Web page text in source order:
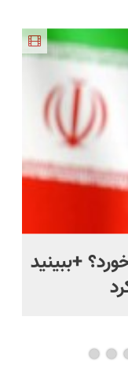
پرسشنامه و
دریافت راه
حل
+ببینید